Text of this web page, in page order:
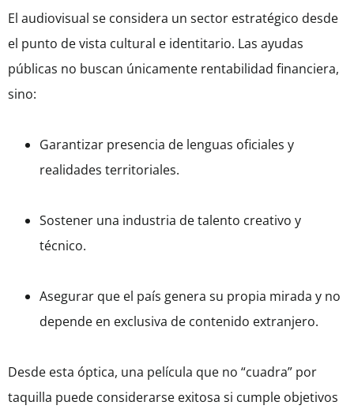
El audiovisual se considera un sector estratégico desde
el punto de vista cultural e identitario. Las ayudas
públicas no buscan únicamente rentabilidad financiera,
sino:
Garantizar presencia de lenguas oficiales y
realidades territoriales.
Sostener una industria de talento creativo y
técnico.
Asegurar que el país genera su propia mirada y no
depende en exclusiva de contenido extranjero.
Desde esta óptica, una película que no “cuadra” por
taquilla puede considerarse exitosa si cumple objetivos